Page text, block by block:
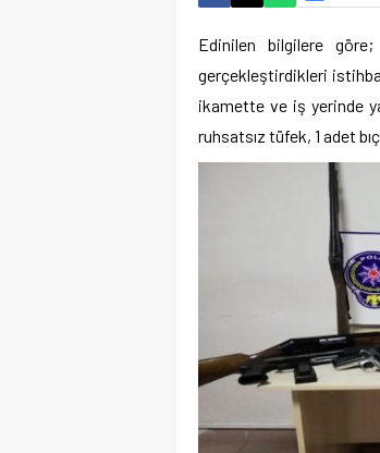
Edinilen bilgilere
gerçekleştirdikleri
ikamette ve iş yerinde
ruhsatsız tüfek, 1 adet